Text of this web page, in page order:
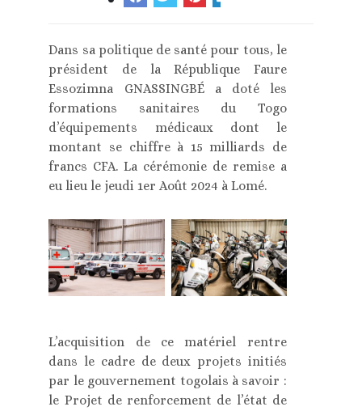
Dans sa politique de santé pour tous, le
président de la République Faure
Essozimna GNASSINGBÉ a doté les
formations sanitaires du Togo
d’équipements médicaux dont le
montant se chiffre à 15 milliards de
francs CFA. La cérémonie de remise a
eu lieu le jeudi 1er Août 2024 à Lomé.
L’acquisition de ce matériel rentre
dans le cadre de deux projets initiés
par le gouvernement togolais à savoir :
le Projet de renforcement de l’état de